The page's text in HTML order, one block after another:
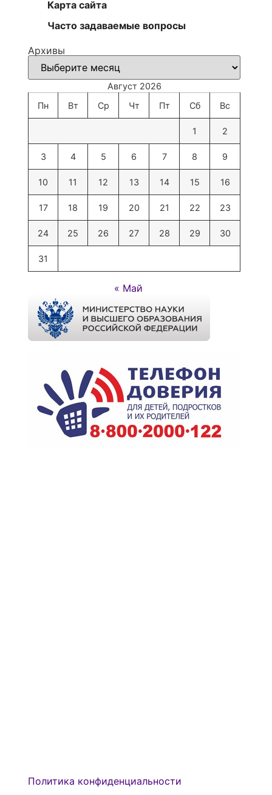
Карта сайта
Часто задаваемые вопросы
Архивы
Август 2026
Пн
Вт Ср Чт Пт Сб Вс
1 2
3 4 5 6 7 8 9
10 11 12 13 14 15 16
17 18 19 20 21 22 23
24 25 26 27 28 29 30
31
« Май
Политика конфиденциальности